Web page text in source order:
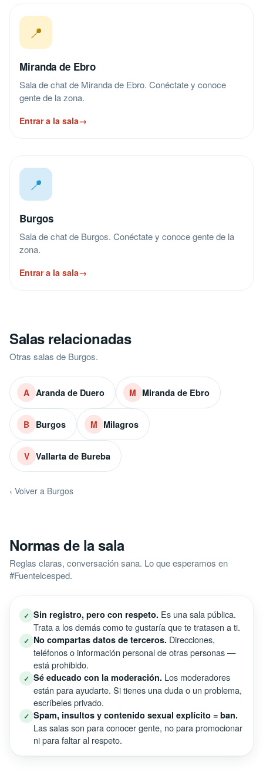
📍
Miranda de Ebro
Sala de chat de Miranda de Ebro. Conéctate y conoce
gente de la zona.
Entrar a la sala→
📍
Burgos
Sala de chat de Burgos. Conéctate y conoce gente de la
zona.
Entrar a la sala→
Salas relacionadas
Otras salas de Burgos.
A Aranda de Duero M Miranda de Ebro
B Burgos M Milagros
V Vallarta de Bureba
‹ Volver a Burgos
Normas de la sala
Reglas claras, conversación sana. Lo que esperamos en
#Fuentelcesped.
✓ Sin registro, pero con respeto. Es una sala pública.
Trata a los demás como te gustaría que te tratasen a ti.
✓ No compartas datos de terceros. Direcciones,
teléfonos o información personal de otras personas —
está prohibido.
✓ Sé educado con la moderación. Los moderadores
están para ayudarte. Si tienes una duda o un problema,
escríbeles privado.
✓ Spam, insultos y contenido sexual explícito = ban.
Las salas son para conocer gente, no para promocionar
ni para faltar al respeto.